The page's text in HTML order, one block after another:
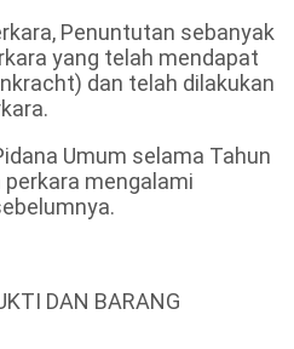
Penuntutan sebanyak
yang telah mendapat
dan telah dilakukan
Umum selama Tahun
mengalami
DAN BARANG